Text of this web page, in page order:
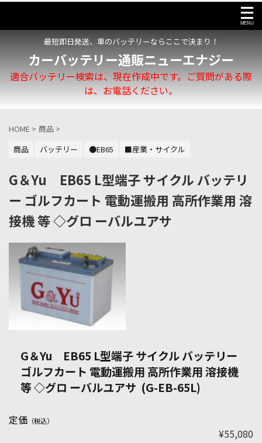
最短即日発送、車のバッテリーならここで決まり！
カーバッテリー通販ニューエナジー
適合バッテリー検索は、現在作成中です。ご質問がある際
は、お電話ください。
HOME > 商品 >
商品
バッテリー ●EB65 ■産業・サイクル
G＆Yu EB65 L型端子 サイクル バッテリ
ー ゴルフカート 電動運搬用 高所作業用 溶
接機 等 ◇グロ ーバルユアサ
G＆Yu EB65 L型端子 サイクル バッテリー
ゴルフカート 電動運搬用 高所作業用 溶接機
等 ◇グロ ーバルユアサ (G-EB-65L)
定価 （税込）
¥55,080